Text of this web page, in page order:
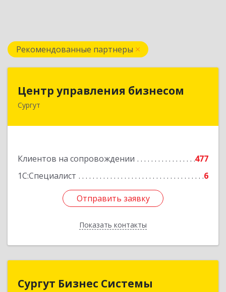
Рекомендованные партнеры
Центр управления бизнесом
Сургут
Клиентов на сопровождении
477
1С:Специалист
6
Отправить заявку
Показать контакты
Центр управления бизнесом
628403, Ханты-Мансийский Автономный округ
Отправить заявку
Назад
Сургут Бизнес Системы